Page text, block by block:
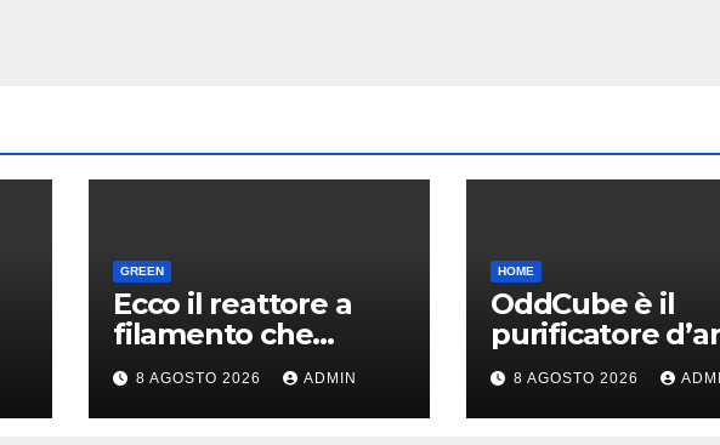
GREEN
Ecco il reattore a
filamento che
riduce le emissioni
dell’industria
chimica
8 AGOSTO 2026 ADMIN
HOME
OddCube è il
purificatore
che sfida
lobsolescenza
programmata
8 AGOSTO 2026